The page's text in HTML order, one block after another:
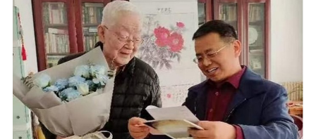
突破在肯雅塔大学孔子学院的第一堂课上，四十多个巧克
力肤色的学生聚精会神地盯着黑板上的拼音表。当读到“...